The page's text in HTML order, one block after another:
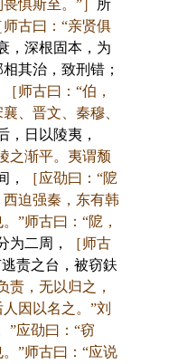
惧斯至。”］
所
师古曰：“亲贤俱
，深根固本，为
其治，致刑错；
［师古曰：“伯，
、晋文、秦穆、
，日以陵夷，
之渐平。夷谓颓
，
［应劭曰：“阸
迫强秦，东有韩
”师古曰：“阸，
为二周，
［师古
责之台，被窃鈇
责，无以归之，
因以名之。”刘
”应劭曰：“窃
”师古曰：“应说